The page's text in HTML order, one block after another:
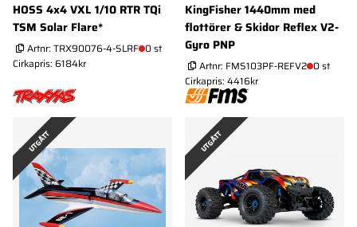
HOSS 4x4 VXL 1/10 RTR TQi
TSM Solar Flare*
Artnr: TRX90076-4-SLRF 0 st
Cirkapris: 6184kr
KingFisher 1440mm med
flottörer & Skidor Reflex V2-
Gyro PNP
Artnr: FMS103PF-REFV2 0 st
Cirkapris: 4416kr
UTGÅTT UTGÅTT